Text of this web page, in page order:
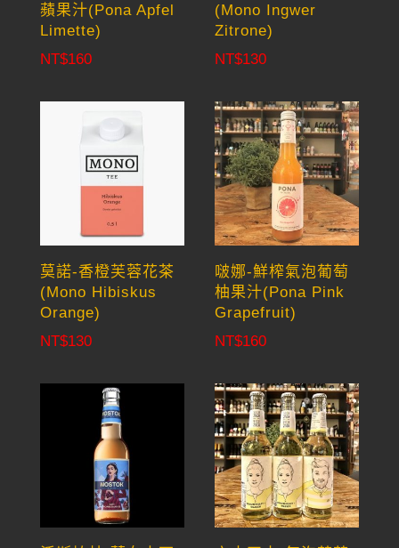
蘋果汁(Pona Apfel
Limette)
NT$160
(Mono Ingwer
Zitrone)
NT$130
莫諾-香橙芙蓉花茶
(Mono Hibiskus
Orange)
NT$130
啵娜-鮮榨氣泡葡萄
柚果汁(Pona Pink
Grapefruit)
NT$160